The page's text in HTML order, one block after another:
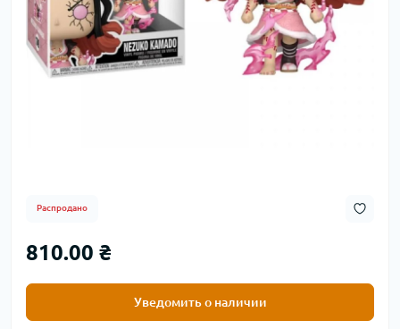
Распродано
810.00 ₴
Уведомить о наличии